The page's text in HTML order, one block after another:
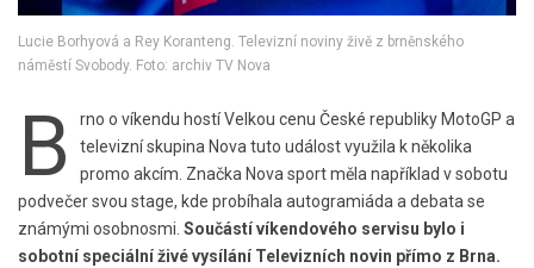
Lucie Borhyová a Rey Koranteng. Televizní noviny živě z brněnského
náměstí Svobody. Foto: archiv TV Nova
B
rno o víkendu hostí Velkou cenu České republiky MotoGP a
televizní skupina Nova tuto událost využila k několika
promo akcím. Značka Nova sport měla například v sobotu
podvečer svou stage, kde probíhala autogramiáda a debata se
známými osobnosmi. Součástí víkendového servisu bylo i
sobotní speciální živé vysílání Televizních novin přímo z Brna.